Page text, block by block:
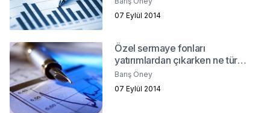
07 Eylül 2014
Özel sermaye fonları
yatırımlardan çıkarken ne tür
sorunlarla karşılaşıyor?
Barış Öney
07 Eylül 2014